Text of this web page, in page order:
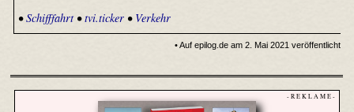
•Schifffahrt•tvi.ticker• Verkehr
• Auf epilog.de am 2. Mai 2021 veröffentlicht
- R E K L A M E -